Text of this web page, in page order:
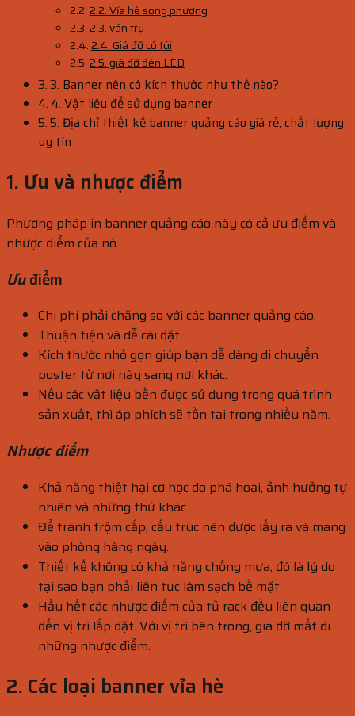
2.2. Vỉa hè song phương
2.3. ván trụ
2.4. Giá đỡ có túi
2.5. giá đỡ đèn LED
3. Banner nên có kích thước như thế nào?
4. Vật liệu để sử dụng banner
5. Địa chỉ thiết kế banner quảng cáo giá rẻ, chất lượng,
uy tín
1. Ưu và nhược điểm
Phương pháp in banner quảng cáo này có cả ưu điểm và
nhược điểm của nó.
Ưuđiểm
Chi phí phải chăng so với các banner quảng cáo.
Thuận tiện và dễ cài đặt.
Kích thước nhỏ gọn giúp bạn dễ dàng di chuyển
poster từ nơi này sang nơi khác.
Nếu các vật liệu bền được sử dụng trong quá trình
sản xuất, thì áp phích sẽ tồn tại trong nhiều năm.
Nhược điểm
Khả năng thiệt hại cơ học do phá hoại, ảnh hưởng tự
nhiên và những thứ khác.
Để tránh trộm cắp, cấu trúc nên được lấy ra và mang
vào phòng hàng ngày.
Thiết kế không có khả năng chống mưa, đó là lý do
tại sao bạn phải liên tục làm sạch bề mặt.
Hầu hết các nhược điểm của tủ rack đều liên quan
đến vị trí lắp đặt. Với vị trí bên trong, giá đỡ mất đi
những nhược điểm.
2. Các loại banner vỉa hè